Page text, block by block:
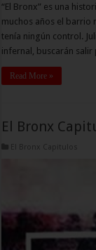
“El Bronx” es una
muchos años el barrio
tenía ningún control.
infernal, buscarán
Read More »
El Bronx
El Bronx Capitulos